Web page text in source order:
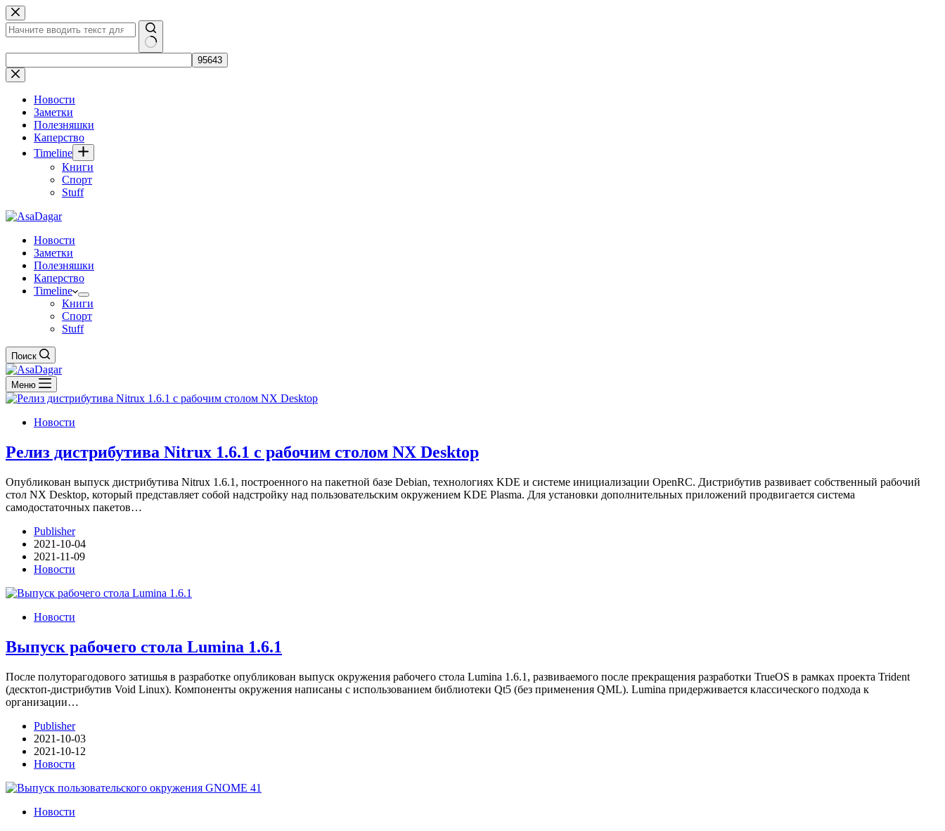
Перейти
к
сути
не
найдено
Новости
Заметки
Полезняшки
Каперство
Timeline
Книги
Спорт
Stuff
Новости
Заметки
Полезняшки
Каперство
Timeline
Книги
Спорт
Stuff
Поиск
Меню
Новости
Релиз дистрибутива Nitrux 1.6.1 с рабочим столом NX Desktop
Опубликован выпуск дистрибутива Nitrux 1.6.1, построенного на пакетной базе Debian, технологиях KDE и системе инициализации OpenRC. Дистрибутив развивает собственный рабочий
стол NX Desktop, который представляет собой надстройку над пользовательским окружением KDE Plasma. Для установки дополнительных приложений продвигается система
самодостаточных пакетов…
Publisher
2021-10-04
2021-11-09
Новости
Новости
Выпуск рабочего стола Lumina 1.6.1
После полуторагодового затишья в разработке опубликован выпуск окружения рабочего стола Lumina 1.6.1, развиваемого после прекращения разработки TrueOS в рамках проекта Trident
(десктоп-дистрибутив Void Linux). Компоненты окружения написаны с использованием библиотеки Qt5 (без применения QML). Lumina придерживается классического подхода к
организации…
Publisher
2021-10-03
2021-10-12
Новости
Новости